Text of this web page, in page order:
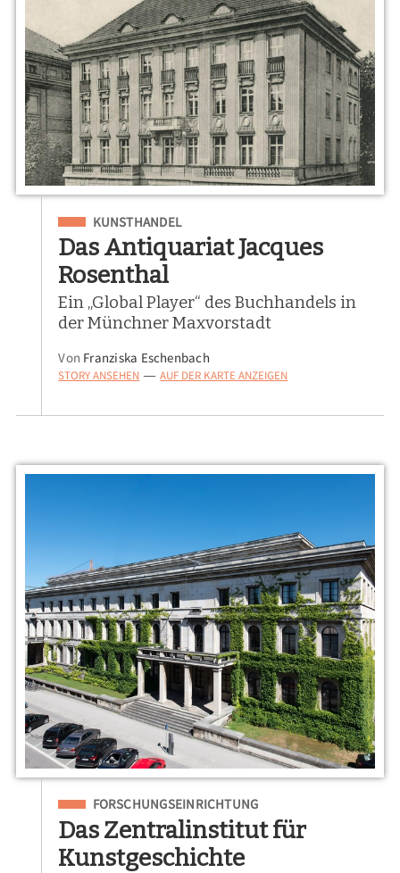
Eingeordnet unter
KUNSTHANDEL
Das Antiquariat Jacques
Rosenthal
Ein „Global Player“ des Buchhandels in
der Münchner Maxvorstadt
Von Franziska Eschenbach
STORY ANSEHEN — AUF DER KARTE ANZEIGEN
Eingeordnet unter
FORSCHUNGSEINRICHTUNG
Das Zentralinstitut für
Kunstgeschichte